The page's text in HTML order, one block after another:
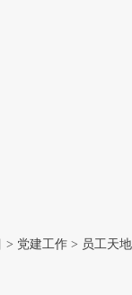
> 党建工作 > 员工天地